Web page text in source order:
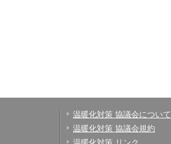
温暖化対策 協議会について
温暖化対策 協議会規約